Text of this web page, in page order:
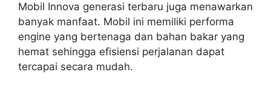
Mobil Innova generasi terbaru juga menawarkan
banyak manfaat. Mobil ini memiliki performa
engine yang bertenaga dan bahan bakar yang
hemat sehingga efisiensi perjalanan dapat
tercapai secara mudah.